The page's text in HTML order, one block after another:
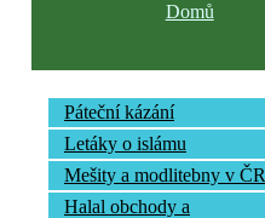
Domů
Páteční kázání
Letáky o islámu
Mešity a modlitebny v ČR
Halal obchody a